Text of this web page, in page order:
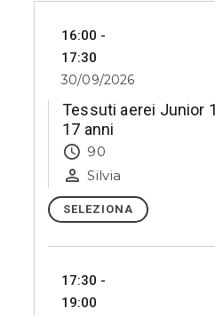
16:00 -
17:30
30/09/2026
Tessuti aerei Junior
17 anni
90
Silvia
SELEZIONA
17:30 -
19:00